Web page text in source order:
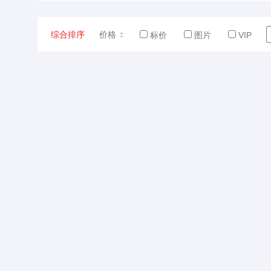
综合排序 价格 标价 图片 VIP